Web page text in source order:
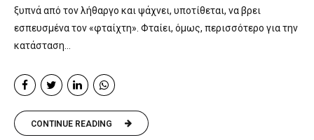
ξυπνά από τον λήθαργο και ψάχνει, υποτίθεται, να βρει
εσπευσμένα τον «φταίχτη». Φταίει, όμως, περισσότερο για την
κατάσταση...
CONTINUE READING